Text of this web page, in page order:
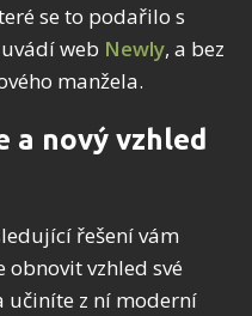
se to podařilo s
web Newly, a bez
manžela.
a nový vzhled
řešení vám
obnovit vzhled své
učiníte z ní moderní